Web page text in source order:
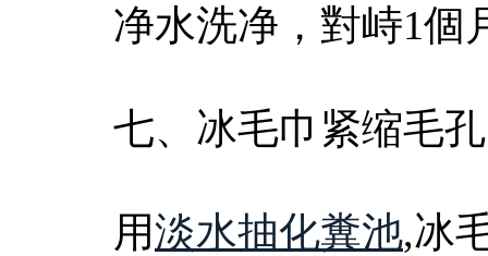
净水洗净，對峙1個
七、冰毛巾紧缩毛孔
用淡水抽化糞池,冰